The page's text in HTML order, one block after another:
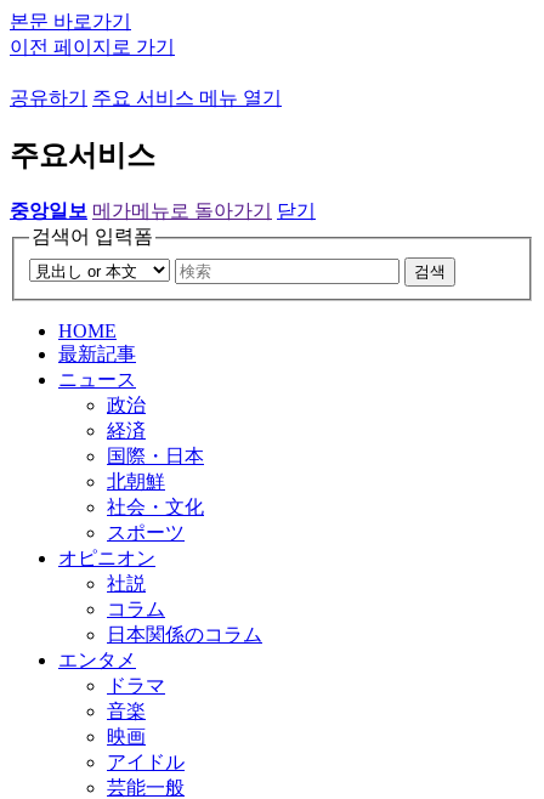
본문 바로가기
이전 페이지로 가기
공유하기 주요 서비스 메뉴 열기
주요서비스
중앙일보 메가메뉴로 돌아가기
닫기
검색어 입력폼
검색
HOME
最新記事
ニュース
政治
経済
国際・日本
北朝鮮
社会・文化
スポーツ
オピニオン
社説
コラム
日本関係のコラム
エンタメ
ドラマ
音楽
映画
アイドル
芸能一般